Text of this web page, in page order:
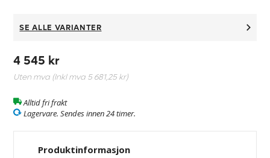
SE ALLE VARIANTER
4 545 kr
Uten mva (Inkl mva 5 681,25 kr)
Alltid fri frakt
Lagervare. Sendes innen 24 timer.
Produktinformasjon